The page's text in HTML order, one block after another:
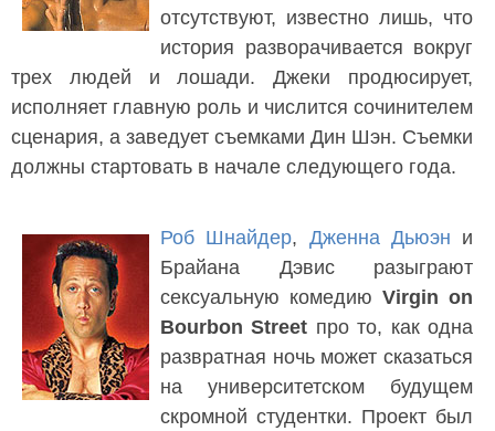
отсутствуют, известно лишь, что
история разворачивается вокруг
трех людей и лошади. Джеки продюсирует,
исполняет главную роль и числится сочинителем
сценария, а заведует съемками Дин Шэн. Съемки
должны стартовать в начале следующего года.
Роб Шнайдер, Дженна Дьюэн и
Брайана Дэвис разыграют
сексуальную комедию Virgin on
Bourbon Street про то, как одна
развратная ночь может сказаться
на университетском будущем
скромной студентки. Проект был